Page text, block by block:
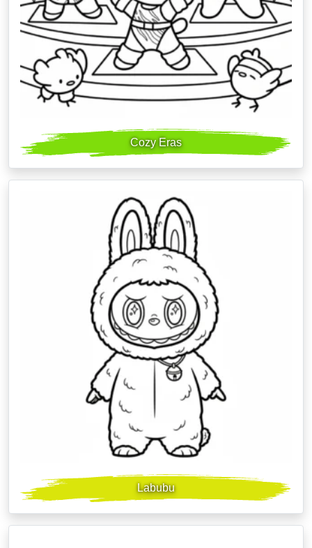
Cozy Eras
Labubu